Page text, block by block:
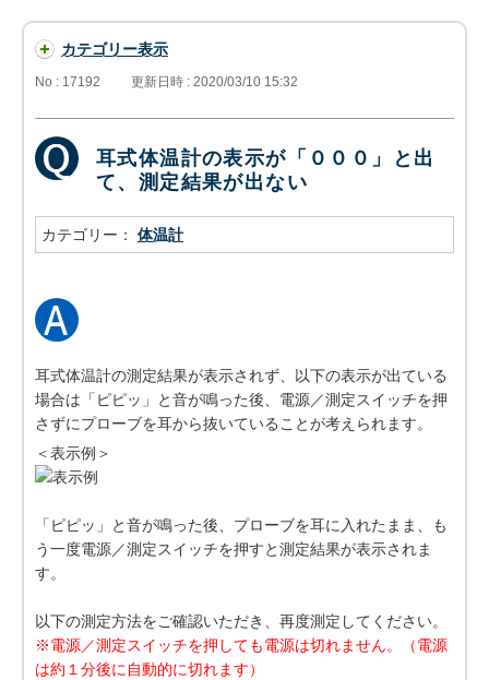
カテゴリー表示
No : 17192 更新日時 : 2020/03/10 15:32
耳式体温計の表示が「０００」と出
て、測定結果が出ない
カテゴリー： 体温計
耳式体温計の測定結果が表示されず、以下の表示が出ている
場合は「ピピッ」と音が鳴った後、電源／測定スイッチを押
さずにプローブを耳から抜いていることが考えられます。
＜表示例＞
「ピピッ」と音が鳴った後、プローブを耳に入れたまま、も
う一度電源／測定スイッチを押すと測定結果が表示されま
す。
以下の測定方法をご確認いただき、再度測定してください。
※電源／測定スイッチを押しても電源は切れません。（電源
は約１分後に自動的に切れます）